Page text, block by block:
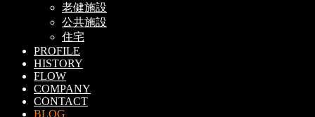
老健施設
公共施設
住宅
PROFILE
HISTORY
FLOW
COMPANY
CONTACT
BLOG